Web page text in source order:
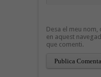
Desa el meu
en aquest
que comenti.